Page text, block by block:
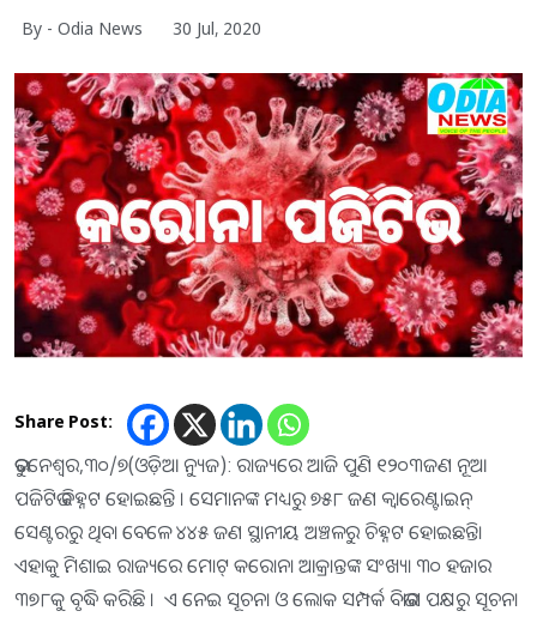
By - Odia News 30 Jul, 2020
Share Post:
ଭୁବନେଶ୍ୱର,୩୦/୭(ଓଡ଼ିଆ ନ୍ୟୁଜ): ରାଜ୍ୟରେ ଆଜି ପୁଣି ୧୨୦୩ଜଣ ନୂଆ
ପଜିଟିଭ ଚିହ୍ନଟ ହୋଇଛନ୍ତି । ସେମାନଙ୍କ ମଧ୍ୟରୁ ୭୫୮ ଜଣ କ୍ୱାରେଣ୍ଟାଇନ୍‌
ସେଣ୍ଟରରୁ ଥିବା ବେଳେ ୪୪୫ ଜଣ ସ୍ଥାନୀୟ ଅଞ୍ଚଳରୁ ଚିହ୍ନଟ ହୋଇଛନ୍ତି।
ଏହାକୁ ମିଶାଇ ରାଜ୍ୟରେ ମୋଟ୍ କରୋନା ଆକ୍ରାନ୍ତଙ୍କ ସଂଖ୍ୟା ୩୦ ହଜାର
୩୭୮କୁ ବୃଦ୍ଧି କରିଛି । ଏ ନେଇ ସୂଚନା ଓ ଲୋକ ସମ୍ପର୍କ ବିଭାଗ ପକ୍ଷରୁ ସୂଚନା